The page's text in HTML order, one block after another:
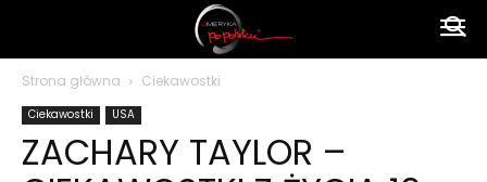
Strona główna Ciekawostki
Ciekawostki USA
ZACHARY TAYLOR –